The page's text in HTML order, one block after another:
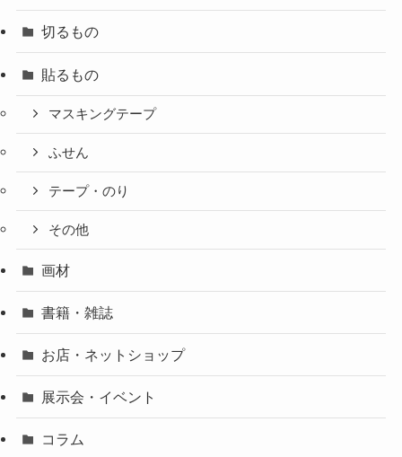
切るもの
貼るもの
マスキングテープ
ふせん
テープ・のり
その他
画材
書籍・雑誌
お店・ネットショップ
展示会・イベント
コラム